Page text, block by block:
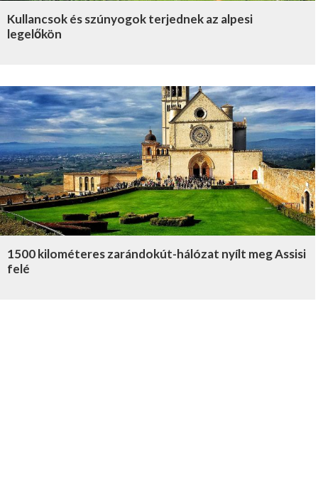
Kullancsok és szúnyogok terjednek az alpesi
legelőkön
1500 kilométeres zarándokút-hálózat nyílt meg Assisi
felé